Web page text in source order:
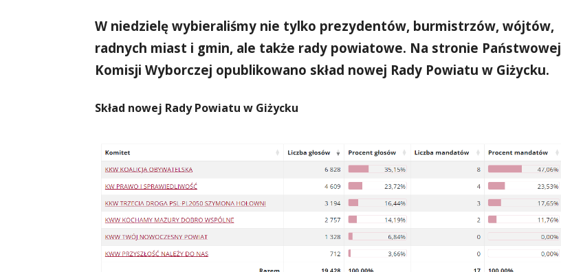
W niedzielę wybieraliśmy nie tylko prezydentów, burmistrzów, wójtów,
radnych miast i gmin, ale także rady powiatowe. Na stronie Państwowej
Komisji Wyborczej opublikowano skład nowej Rady Powiatu w Giżycku.
Skład nowej Rady Powiatu w Giżycku